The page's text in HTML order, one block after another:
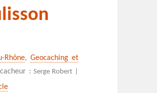
Rhône,Geocaching et
Concors à partir de Taulisson
:Serge Robert |